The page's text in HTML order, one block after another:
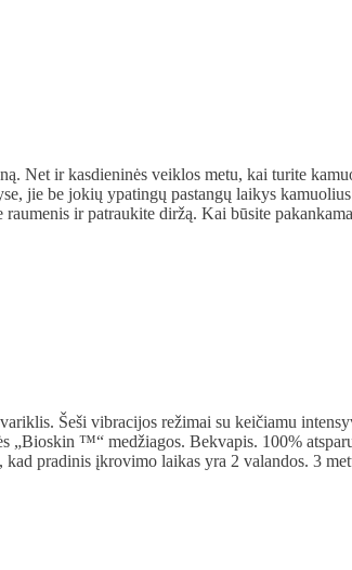
Net ir kasdieninės veiklos metu, kai turite
jie be jokių ypatingų pastangų laikys
ir patraukite diržą. Kai būsite
Šeši vibracijos režimai su keičiamu
„Bioskin ™“ medžiagos. Bekvapis. 100%
pradinis įkrovimo laikas yra 2 valandos. 3